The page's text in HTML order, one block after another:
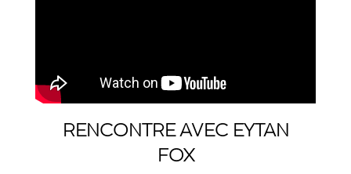
RENCONTRE AVEC EYTAN
FOX